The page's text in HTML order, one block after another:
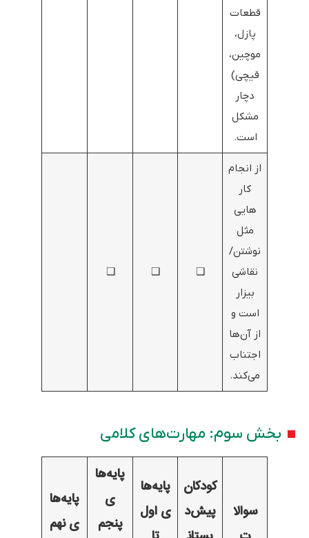
قطعات
پازل،
موچین،
قیچی)
دچار
مشکل
است.
از انجام
کار
هایی
مثل
نوشتن/
نقاشی
بیزار
است و
از آن‌ها
اجتناب
می‌کند.
❑
❑
❑
بخش سوم: مهارت‌های کلامی
سوالا
کودکان
پیش‌د
پایه‌ها
ی اول
پایه‌ها
ی
پنجم
پایه‌ها
ی نهم